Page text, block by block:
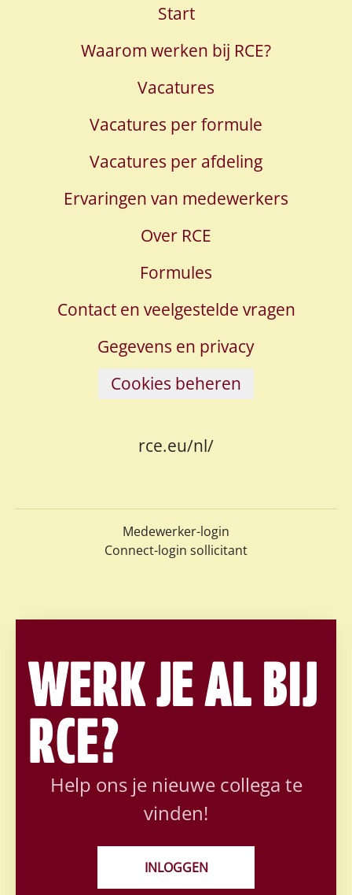
Start
Waarom werken bij RCE?
Vacatures
Vacatures per formule
Vacatures per afdeling
Ervaringen van medewerkers
Over RCE
Formules
Contact en veelgestelde vragen
Gegevens en privacy
Cookies beheren
rce.eu/nl/
Medewerker-login
Connect-login sollicitant
WERK JE AL BIJ
RCE?
Help ons je nieuwe collega te
vinden!
INLOGGEN